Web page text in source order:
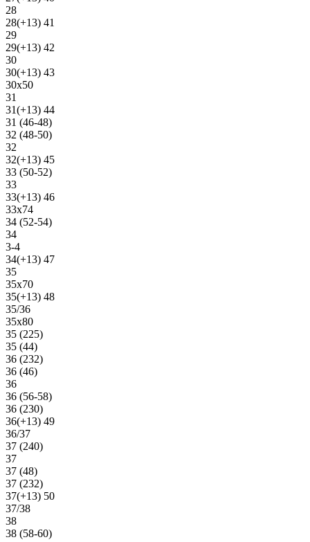
28
28(+13) 41
29
29(+13) 42
30
30(+13) 43
30х50
31
31(+13) 44
31 (46-48)
32 (48-50)
32
32(+13) 45
33 (50-52)
33
33(+13) 46
33х74
34 (52-54)
34
3-4
34(+13) 47
35
35х70
35(+13) 48
35/36
35х80
35 (225)
35 (44)
36 (232)
36 (46)
36
36 (56-58)
36 (230)
36(+13) 49
36/37
37 (240)
37
37 (48)
37 (232)
37(+13) 50
37/38
38
38 (58-60)